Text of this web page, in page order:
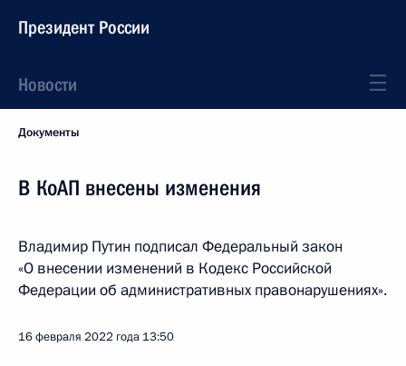
Президент России
Новости
Документы
В КоАП внесены изменения
Владимир Путин подписал Федеральный закон
«О внесении изменений в Кодекс Российской
Федерации об административных правонарушениях».
16 февраля 2022 года 13:50